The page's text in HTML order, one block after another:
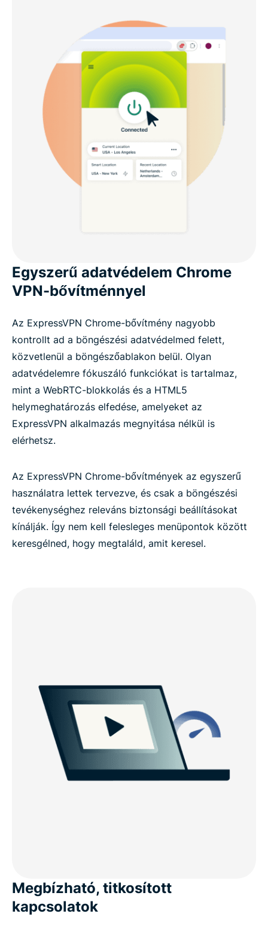
Egyszerű adatvédelem Chrome
VPN-bővítménnyel
Az ExpressVPN Chrome-bővítmény nagyobb
kontrollt ad a böngészési adatvédelmed felett,
közvetlenül a böngészőablakon belül. Olyan
adatvédelemre fókuszáló funkciókat is tartalmaz,
mint a WebRTC-blokkolás és a HTML5
helymeghatározás elfedése, amelyeket az
ExpressVPN alkalmazás megnyitása nélkül is
elérhetsz.
Az ExpressVPN Chrome-bővítmények az egyszerű
használatra lettek tervezve, és csak a böngészési
tevékenységhez releváns biztonsági beállításokat
kínálják. Így nem kell felesleges menüpontok között
keresgélned, hogy megtaláld, amit keresel.
Megbízható, titkosított
kapcsolatok